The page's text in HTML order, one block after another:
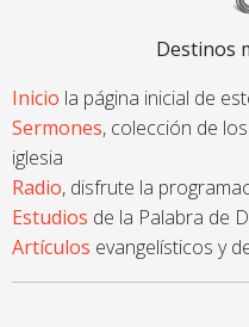
Destinos
Inicio la página inicial de
Sermones, colección de
iglesia
Radio, disfrute la
Estudios de la Palabra de
Artículos evangelísticos y